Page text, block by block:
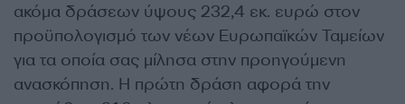
ακόμα δράσεων ύψους 232,4 εκ. ευρώ στον
προϋπολογισμό των νέων Ευρωπαϊκών Ταμείων
για τα οποία σας μίλησα στην προηγούμενη
ανασκόπηση. Η πρώτη δράση αφορά την